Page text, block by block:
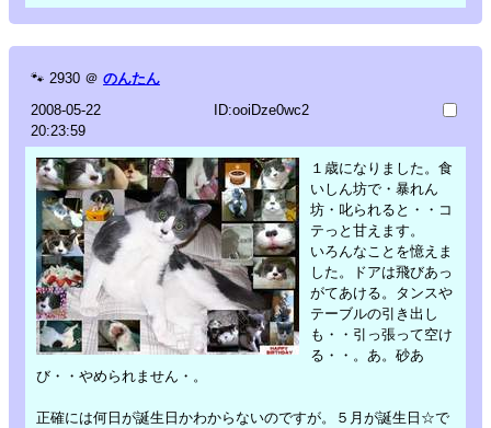
🐾 2930 ＠ のんたん
2008-05-22
20:23:59
ID:ooiDze0wc2
１歳になりました。食
いしん坊で・暴れん
坊・叱られると・・コ
テっと甘えます。
いろんなことを憶えま
した。ドアは飛びあっ
がてあける。タンスや
テーブルの引き出し
も・・引っ張って空け
る・・。あ。砂あ
び・・やめられません・。
正確には何日が誕生日かわからないのですが。５月が誕生日☆で